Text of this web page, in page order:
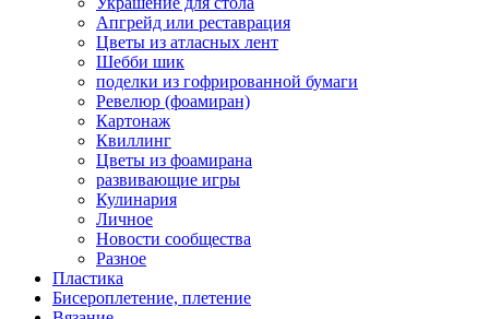
Апгрейд или реставрация
Цветы из атласных лент
Шебби шик
поделки из гофрированной бумаги
Ревелюр (фоамиран)
Картонаж
Квиллинг
Цветы из фоамирана
развивающие игры
Кулинария
Личное
Новости сообщества
Разное
Пластика
Бисероплетение, плетение